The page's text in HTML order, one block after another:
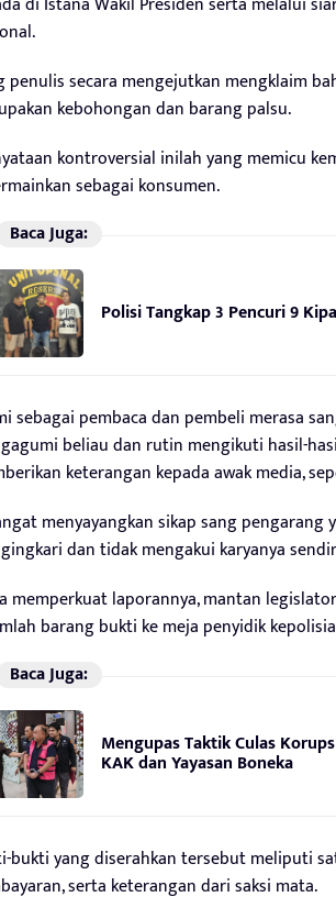
penulis secara mengejutkan mengklaim
kebohongan dan barang palsu.
kontroversial inilah yang memicu
sebagai konsumen.
Baca Juga:
Polisi Tangkap 3 Pencuri 9
sebagai pembaca dan pembeli merasa
beliau dan rutin mengikuti hasil-
keterangan kepada awak media,
menyayangkan sikap sang
dan tidak mengakui karyanya
memperkuat laporannya, mantan
barang bukti ke meja penyidik
Baca Juga:
Mengupas Taktik Culas
KAK dan Yayasan Boneka
bukti yang diserahkan tersebut meliputi
serta keterangan dari saksi mata.